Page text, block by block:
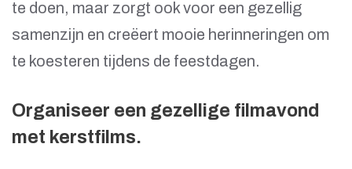
te doen, maar zorgt ook voor een gezellig
samenzijn en creëert mooie herinneringen om
te koesteren tijdens de feestdagen.
Organiseer een gezellige filmavond
met kerstfilms.